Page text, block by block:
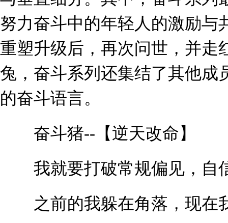
努力奋斗中的年轻人的激励与
重塑升级后，再次问世，并走
兔，奋斗系列还集结了其他成
的奋斗语言。
奋斗猪--【逆天改命】
我就要打破常规偏见，自
之前的我躲在角落，现在